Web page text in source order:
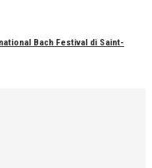
Bach Festival di Saint-